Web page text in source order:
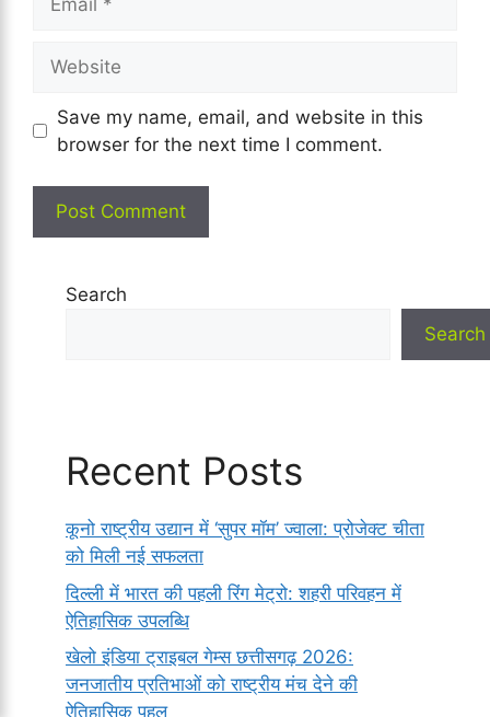
Save my name, email, and website in this
browser for the next time I comment.
Search
Search
Recent Posts
कूनो राष्ट्रीय उद्यान में ‘सुपर मॉम’ ज्वाला: प्रोजेक्ट चीता
को मिली नई सफलता
दिल्ली में भारत की पहली रिंग मेट्रो: शहरी परिवहन में
ऐतिहासिक उपलब्धि
खेलो इंडिया ट्राइबल गेम्स छत्तीसगढ़ 2026:
जनजातीय प्रतिभाओं को राष्ट्रीय मंच देने की
ऐतिहासिक पहल